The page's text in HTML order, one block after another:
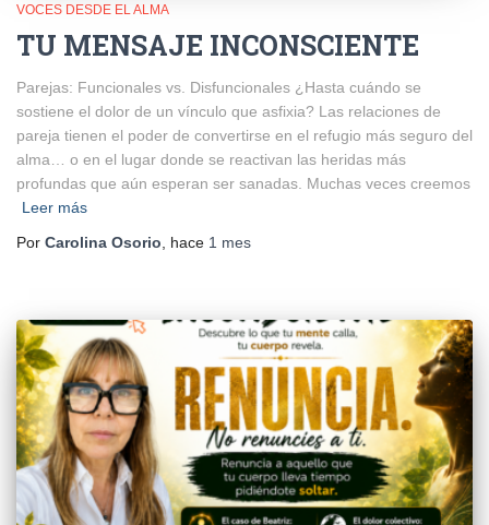
VOCES DESDE EL ALMA
TU MENSAJE INCONSCIENTE
Parejas: Funcionales vs. Disfuncionales ¿Hasta cuándo se
sostiene el dolor de un vínculo que asfixia? Las relaciones de
pareja tienen el poder de convertirse en el refugio más seguro del
alma… o en el lugar donde se reactivan las heridas más
profundas que aún esperan ser sanadas. Muchas veces creemos
Leer más
Por Carolina Osorio , hace 1 mes